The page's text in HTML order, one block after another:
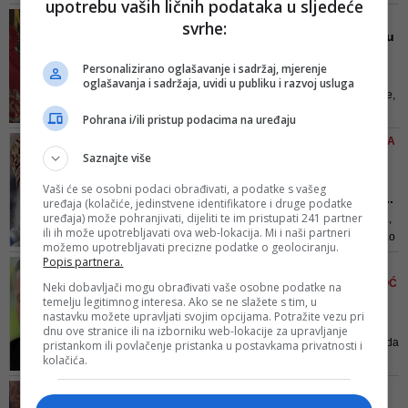
BiH, objavio je D...
potrebu potaknuti vjernike da tugu
solidarnost s onima koji stradaju,
s onima koji sada ostaju bez
svojih domova i koji traže utočište
POGLAVAR SPC U IZOLACIJI
Dva dana nakon liturgije u
"Njegova Svetost ima veoma
blage simptome virusne infekcije,
određena mu je odgovarajuća
stalnom je kontaktu sa
suradnicima i administrativne
poslove obavlja potpuno
nesmetano", n...
NAKON POSJETE POGLAVARA
ove riječi': Zbog Mektiće...
Malo je gradova poput Sarajeva,
u Evropi skoro da ih nema, kazao
je patrijarh
POGLAVARA SPC-A ZA POMOĆ
Mijatović pisao patrijarhu
Porfiriju zbog crkve u ...
Prije nekoliko godina ste istakli da
milost Božju raditi na povezivanju
ljudi i uspostavljanju mostova
upotrebu vaših ličnih podataka u sljedeće
svrhe:
Personalizirano oglašavanje i sadržaj, mjerenje
oglašavanja i sadržaja, uvidi u publiku i razvoj usluga
Pohrana i/ili pristup podacima na uređaju
Saznajte više
Vaši će se osobni podaci obrađivati, a podatke s vašeg
uređaja (kolačiće, jedinstvene identifikatore i druge podatke
uređaja) može pohranjivati, dijeliti te im pristupati 241 partner
ili ih može upotrebljavati ova web-lokacija. Mi i naši partneri
možemo upotrebljavati precizne podatke o geolociranju.
Popis partnera.
Neki dobavljači mogu obrađivati vaše osobne podatke na
temelju legitimnog interesa. Ako se ne slažete s tim, u
nastavku možete upravljati svojim opcijama. Potražite vezu pri
dnu ove stranice ili na izborniku web-lokacije za upravljanje
pristankom ili povlačenje pristanka u postavkama privatnosti i
kolačića.